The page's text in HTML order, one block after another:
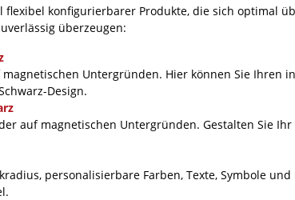
konfigurierbarer Produkte, die sich optimal
überzeugen:
Untergründen. Hier können Sie Ihren
Design.
auf magnetischen Untergründen. Gestalten Sie
personalisierbare Farben, Texte, Symbole